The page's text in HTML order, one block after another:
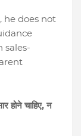
he does not
sales-
होने चाहिए, न